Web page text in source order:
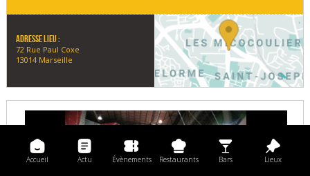
Adresse lieu :
72 Rue Paul Coxe
13014 Marseille
Accueil Actu Évènements Restaurants Bars Lieux